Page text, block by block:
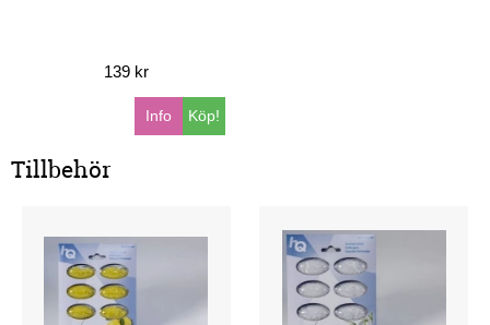
139 kr
Köp!
Info
Tillbehör